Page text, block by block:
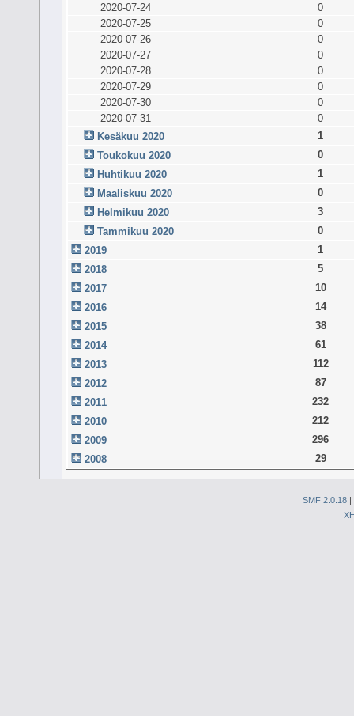
2020-07-24
0
2020-07-25
0
2020-07-26
0
2020-07-27
0
2020-07-28
0
2020-07-29
0
2020-07-30
0
2020-07-31
0
Kesäkuu 2020
1
Toukokuu 2020
0
Huhtikuu 2020
1
Maaliskuu 2020
0
Helmikuu 2020
3
Tammikuu 2020
0
2019
1
2018
5
2017
10
2016
14
2015
38
2014
61
2013
112
2012
87
2011
232
2010
212
2009
296
2008
29
SMF 2.0.18 |